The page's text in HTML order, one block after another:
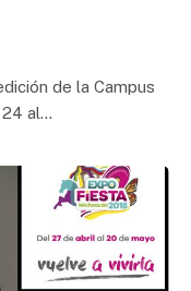
de la Campus
24 al…